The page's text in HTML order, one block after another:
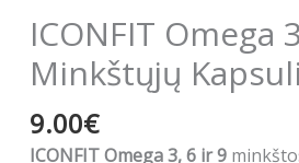
ICONFIT Omega
Minkštųjų
9.00€
ICONFIT Omega 3, 6 ir 9
Omega
3-
6-
9
(90